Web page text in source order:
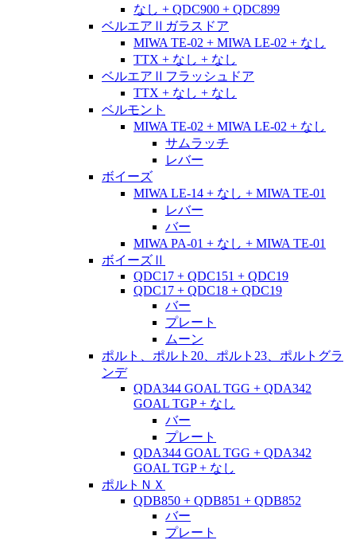
なし + QDC900 + QDC899
ベルエアⅡガラスドア
MIWA TE-02 + MIWA LE-02 + なし
TTX + なし + なし
ベルエアⅡフラッシュドア
TTX + なし + なし
ベルモント
MIWA TE-02 + MIWA LE-02 + なし
サムラッチ
レバー
ボイーズ
MIWA LE-14 + なし + MIWA TE-01
レバー
バー
MIWA PA-01 + なし + MIWA TE-01
ボイーズⅡ
QDC17 + QDC151 + QDC19
QDC17 + QDC18 + QDC19
バー
プレート
ムーン
ポルト、ポルト20、ポルト23、ポルトグラ
ンデ
QDA344 GOAL TGG + QDA342
GOAL TGP + なし
バー
プレート
QDA344 GOAL TGG + QDA342
GOAL TGP + なし
ポルトＮＸ
QDB850 + QDB851 + QDB852
バー
プレート